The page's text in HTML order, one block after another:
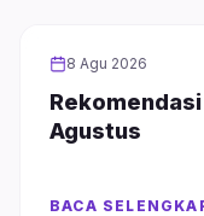
DRAMA8 Agu 2026
Agustus
BACA